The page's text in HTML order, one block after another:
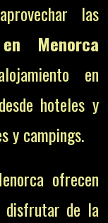
las
Menorca
en
hoteles y
y campings.
ofrecen
disfrutar de la